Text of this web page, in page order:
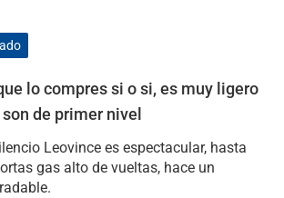
lo compres si o si, es muy ligero
de primer nivel
Leovince es espectacular, hasta
gas alto de vueltas, hace un